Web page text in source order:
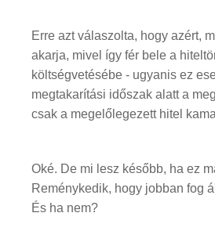
Erre azt válaszolta, hogy azért,
akarja, mivel így fér bele a
költségvetésébe - ugyanis ez
megtakarítási időszak alatt a
csak a megelőlegezett hitel
Oké. De mi lesz később, ha ez
Reménykedik, hogy jobban fog
És ha nem?